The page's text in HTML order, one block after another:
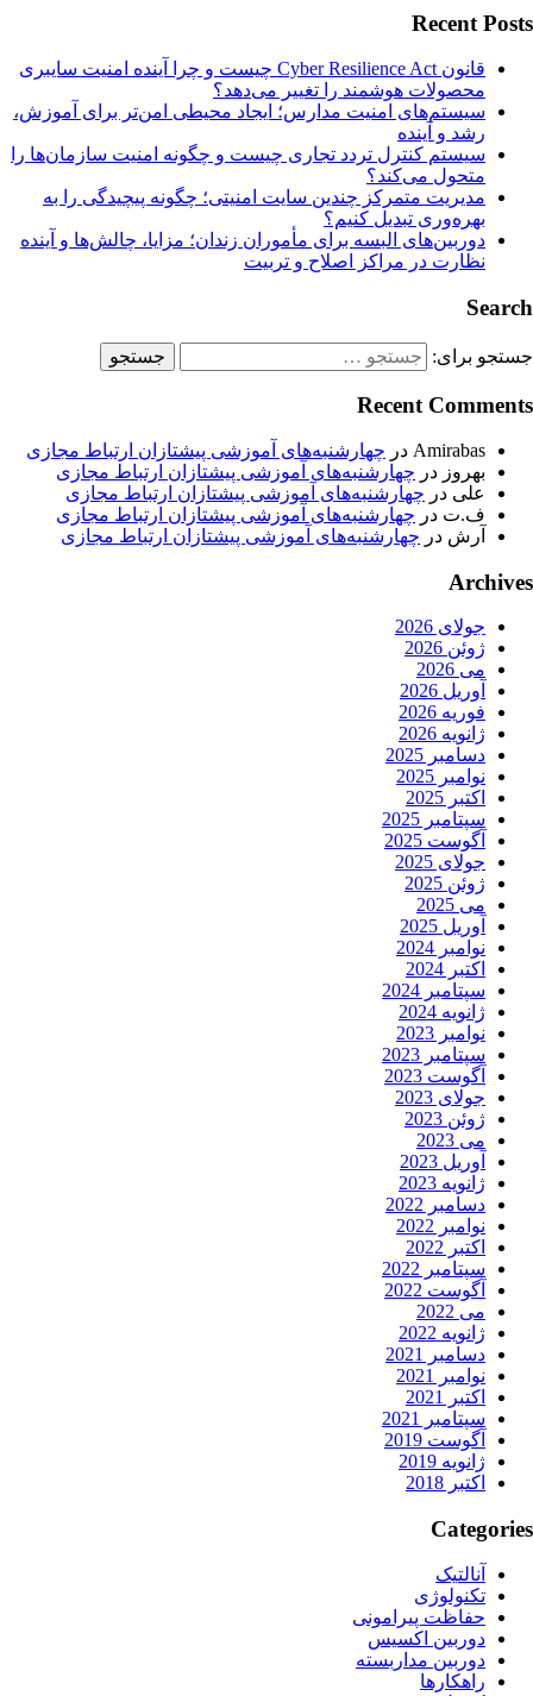
Recent Posts
قانون Cyber Resilience Act چیست و چرا آینده امنیت سایبری
محصولات هوشمند را تغییر می‌دهد؟
سیستم‌های امنیت مدارس؛ ایجاد محیطی امن‌تر برای آموزش،
رشد و آینده
سیستم کنترل تردد تجاری چیست و چگونه امنیت سازمان‌ها را
متحول می‌کند؟
مدیریت متمرکز چندین سایت امنیتی؛ چگونه پیچیدگی را به
بهره‌وری تبدیل کنیم؟
دوربین‌های البسه برای مأموران زندان؛ مزایا، چالش‌ها و آینده
نظارت در مراکز اصلاح و تربیت
Search
جستجو برای:
Recent Comments
Amirabas در چهارشنبه‌های آموزشی پیشتازان ارتباط مجازی
بهروز در چهارشنبه‌های آموزشی پیشتازان ارتباط مجازی
علی در چهارشنبه‌های آموزشی پیشتازان ارتباط مجازی
ف.ت در چهارشنبه‌های آموزشی پیشتازان ارتباط مجازی
آرش در چهارشنبه‌های آموزشی پیشتازان ارتباط مجازی
Archives
جولای 2026
ژوئن 2026
می 2026
آوریل 2026
فوریه 2026
ژانویه 2026
دسامبر 2025
نوامبر 2025
اکتبر 2025
سپتامبر 2025
آگوست 2025
جولای 2025
ژوئن 2025
می 2025
آوریل 2025
نوامبر 2024
اکتبر 2024
سپتامبر 2024
ژانویه 2024
نوامبر 2023
سپتامبر 2023
آگوست 2023
جولای 2023
ژوئن 2023
می 2023
آوریل 2023
ژانویه 2023
دسامبر 2022
نوامبر 2022
اکتبر 2022
سپتامبر 2022
آگوست 2022
می 2022
ژانویه 2022
دسامبر 2021
نوامبر 2021
اکتبر 2021
سپتامبر 2021
آگوست 2019
ژانویه 2019
اکتبر 2018
Categories
آنالتیک
تکنولوژی
حفاظت پیرامونی
دوربین اکسیس
دوربین مداربسته
راهکارها